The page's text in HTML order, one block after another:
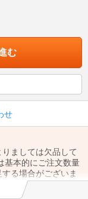
む
せ
ましては欠品して
基本的にご注文数量
る場合がございま